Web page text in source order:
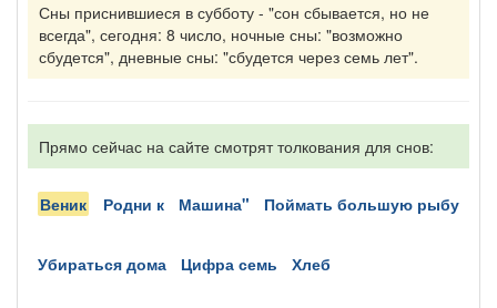
Сны приснившиеся в субботу - "сон сбывается, но не
всегда", сегодня: 8 число, ночные сны: "возможно
сбудется", дневные сны: "сбудется через семь лет".
Прямо сейчас на сайте смотрят толкования для снов:
веник родни к машина" поймать большую рыбу
убираться дома цифра семь хлеб